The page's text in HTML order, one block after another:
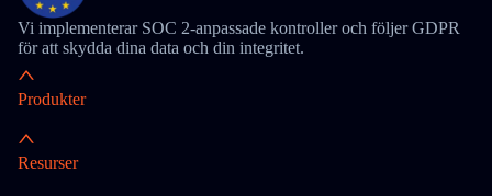
Vi implementerar SOC 2-anpassade kontroller och följer GDPR
för att skydda dina data och din integritet.
Produkter
Resurser